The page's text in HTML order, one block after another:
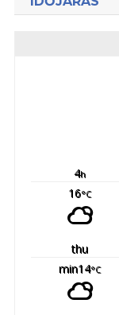
4h
16°C
thu
min14°C